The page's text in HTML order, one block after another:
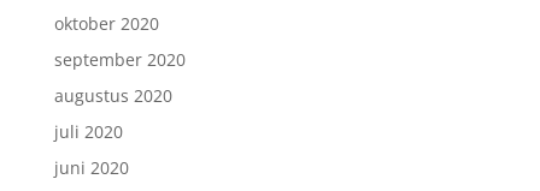
oktober 2020
september 2020
augustus 2020
juli 2020
juni 2020